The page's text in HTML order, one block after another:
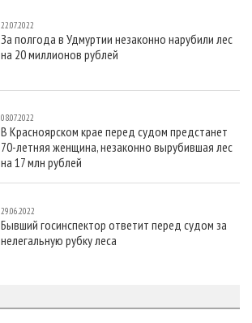
22.07.2022
За полгода в Удмуртии незаконно нарубили лес
на 20 миллионов рублей
08.07.2022
В Красноярском крае перед судом предстанет
70-летняя женщина, незаконно вырубившая лес
на 17 млн рублей
29.06.2022
Бывший госинспектор ответит перед судом за
нелегальную рубку леса